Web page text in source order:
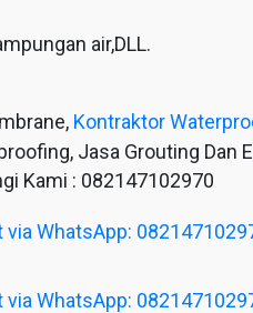
air,DLL.
Kontraktor
Jasa Grouting Dan
Kami : 082147102970
via WhatsApp:
via WhatsApp: